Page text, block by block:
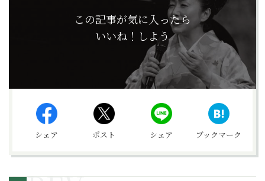
この記事が気に入ったら
いいね！しよう
シェア ポスト シェア ブックマーク